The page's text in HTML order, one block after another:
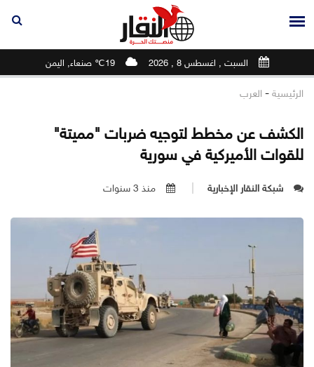
السبت , اغسطس 8 , 2026 19℃ صنعاء, اليمن
الرئيسية - العرب
الكشف عن مخطط لتوجيه ضربات "مميتة"
للقوات الأميركية في سورية
شبكة النقار الإخبارية منذ 3 سنوات